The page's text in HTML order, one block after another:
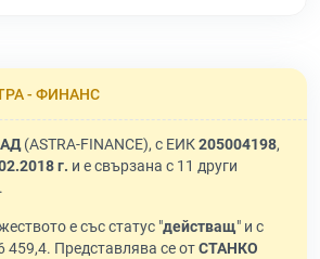
- ФИНАНС
(ASTRA-FINANCE), с ЕИК205004198,
г. и е свързана с 11 други
е със статус "действащ" и с
459,4. Представлява се отСТАНКО